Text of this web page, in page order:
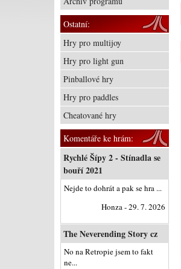
Ostatní:
Hry pro multijoy
Hry pro light gun
Pinballové hry
Hry pro paddles
Cheatované hry
Komentáře ke hrám:
Rychlé Šípy 2 - Stínadla se
bouří 2021
Nejde to dohrát a pak se hra ...
Honza - 29. 7. 2026
The Neverending Story cz
No na Retropie jsem to fakt
ne...